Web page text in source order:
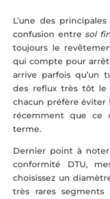
L’une des
confusion entresol
toujours le
qui compte pour
arrive parfois qu’un
des reflux très tôt le
chacun préfère
récemment que ce
terme.
Dernier point à
conformité DTU,
choisissez un
très rares